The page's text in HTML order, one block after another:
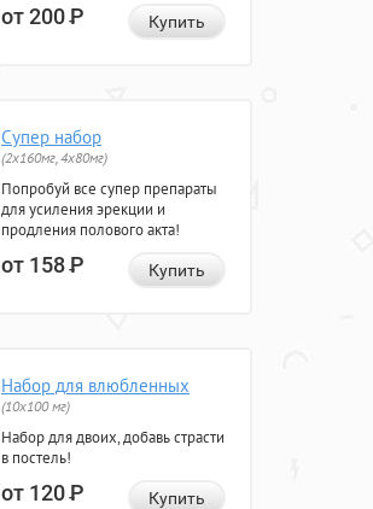
от 200Р Купить
Супер набор
(2х160мг, 4х80мг)
Попробуй все супер препараты
для усиления эрекции и
продления полового акта!
от 158Р Купить
Набор для влюбленных
(10х100 мг)
Набор для двоих, добавь страсти
в постель!
от 120Р Купить